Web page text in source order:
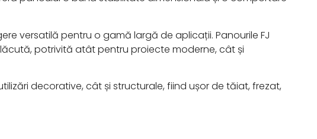
versatilă pentru o gamă largă de aplicații. Panourile FJ
potrivită atât pentru proiecte moderne, cât și
decorative, cât și structurale, fiind ușor de tăiat, frezat,